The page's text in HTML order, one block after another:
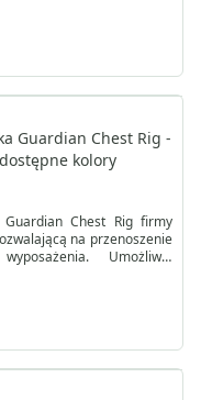
polar pozwala na
potrzeb.
Guardian Chest Rig -
kolory
Guardian Chest Rig firmy
na przenoszenie
Umożliwia
panelu oraz wierzchu
jednoczesnego
Odpinane regulowane
system nośny typu X.